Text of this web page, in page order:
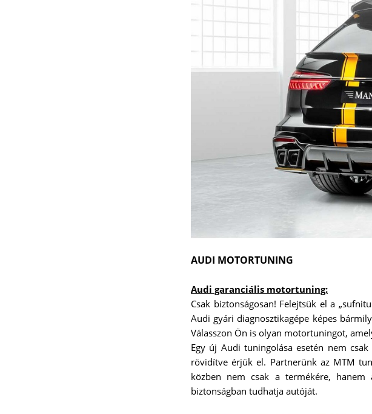
AUDI MOTORTUNING
Audi garanciális motortuning:
Csak biztonságosan! Felejtsük el a
Audi gyári diagnosztikagépe képes
Válasszon Ön is olyan motortuningot,
Egy új Audi tuningolása esetén nem
rövidítve érjük el. Partnerünk az MTM
közben nem csak a termékére,
biztonságban tudhatja autóját.